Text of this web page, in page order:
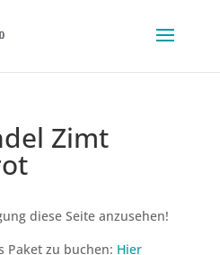
Zimt
diese Seite anzusehen!
Paket zu buchen: Hier